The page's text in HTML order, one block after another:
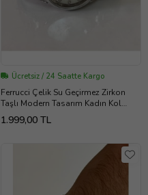
Ücretsiz / 24 Saatte Kargo
Ferrucci Çelik Su Geçirmez Zirkon
Taşlı Modern Tasarım Kadın Kol
Saati+Bileklik (Gümüş)
1.999,00 TL